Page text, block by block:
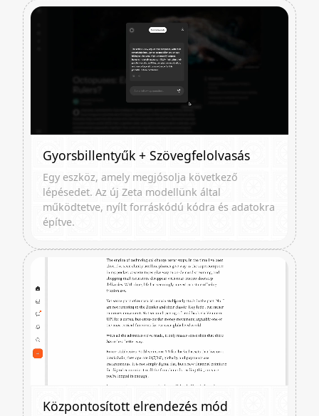
Gyorsbillentyűk + Szövegfelolvasás
Egy eszköz, amely megjósolja következő
lépésedet. Az új Zeta modellünk által
működtetve, nyílt forráskódú kódra és adatokra
építve.
Központosított elrendezés mód